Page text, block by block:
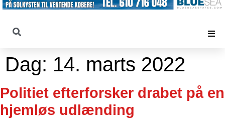
Dag: 14. marts 2022
Politiet efterforsker drabet på en
hjemløs udlænding